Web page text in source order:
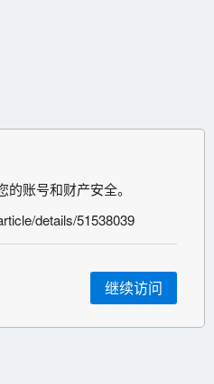
账号和财产安全。
details/51538039
继续访问